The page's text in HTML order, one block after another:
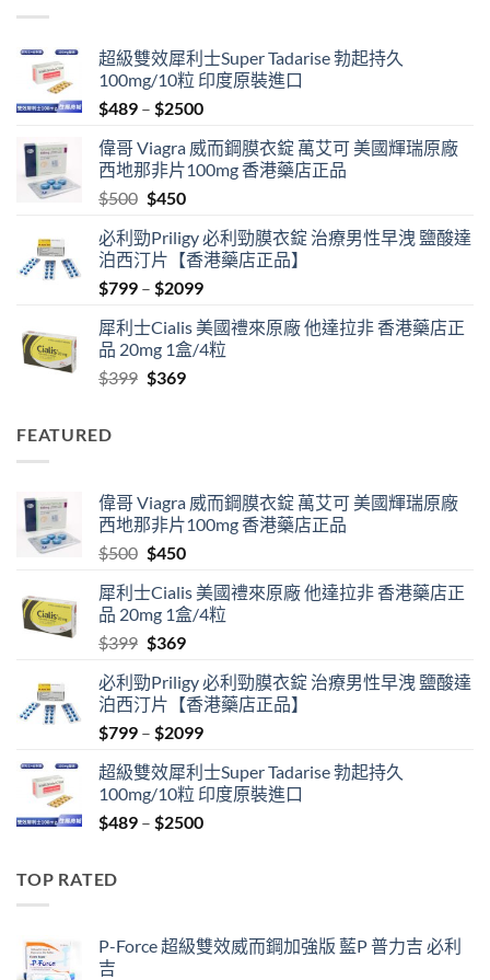
超級雙效犀利士Super Tadarise 勃起持久
100mg/10粒 印度原裝進口
$489 – $2500Price
$489
through
偉哥 Viagra 威而鋼膜衣錠 萬艾可 美國輝瑞原廠
西地那非片100mg 香港藥店正品
$500 Original
was:
$500.
$450Current
is:
$450.
必利勁Priligy 必利勁膜衣錠 治療男性早洩 鹽酸達
泊西汀片【香港藥店正品】
$799 – $2099Price
$799
through
犀利士Cialis 美國禮來原廠 他達拉非 香港藥店正
品 20mg 1盒/4粒
$399 Original
$369Current
FEATURED
偉哥 Viagra 威而鋼膜衣錠 萬艾可 美國輝瑞原廠
西地那非片100mg 香港藥店正品
$500 Original
was:
$500.
$450Current
is:
$450.
犀利士Cialis 美國禮來原廠 他達拉非 香港藥店正
品 20mg 1盒/4粒
$399 Original
was:
$399.
$369Current
is:
$369.
必利勁Priligy 必利勁膜衣錠 治療男性早洩 鹽酸達
泊西汀片【香港藥店正品】
$799 – $2099Price
$799
through
$2099
超級雙效犀利士Super Tadarise 勃起持久
100mg/10粒 印度原裝進口
$489 – $2500Price
TOP RATED
P-Force 超級雙效威而鋼加強版 藍P 普力吉 必利
吉